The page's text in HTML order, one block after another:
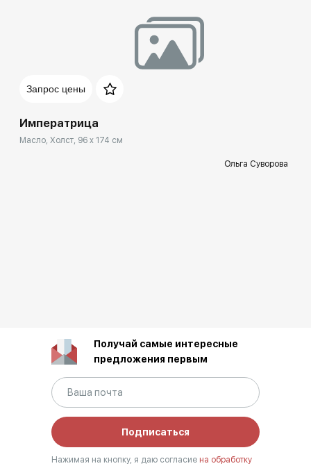
Запрос цены
Императрица
Масло, Холст, 96 x 174 см
Ольга Суворова
Получай самые интересные
предложения первым
Подписаться
Нажимая на кнопку, я даю согласие на обработку